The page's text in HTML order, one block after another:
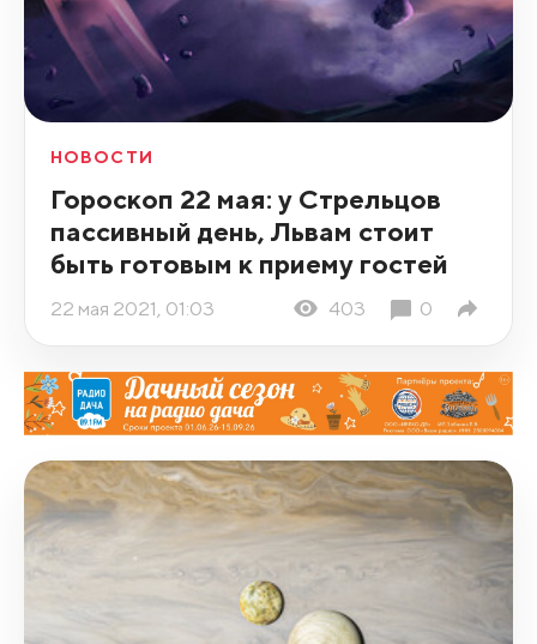
НОВОСТИ
Гороскоп 22 мая: у Стрельцов
пассивный день, Львам стоит
быть готовым к приему гостей
22 мая 2021, 01:03 403 0